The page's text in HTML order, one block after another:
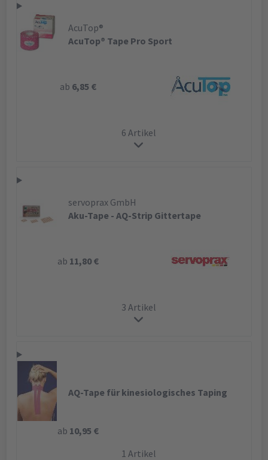
AcuTop®
AcuTop® Tape Pro Sport
ab 6,85 €
6 Artikel
servoprax GmbH
Aku-Tape - AQ-Strip Gittertape
ab 11,80 €
3 Artikel
AQ-Tape für kinesiologisches Taping
ab 10,95 €
1 Artikel